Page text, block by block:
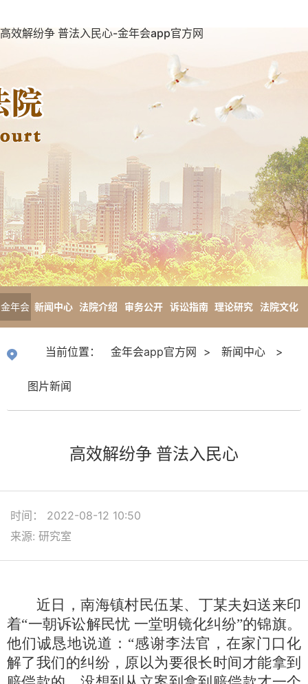
高效解纷争 普法入民心-金年会app官方网
金年会
方网
新闻中心 法院介绍 审务公开 诉讼指南 理论研究 法院文化
当前位置： 金年会app官方网 > 新闻中心 >
图片新闻
高效解纷争 普法入民心
时间： 2022-08-12 10:50
来源: 研究室
近日，南海镇村民伍某、丁某夫妇送来印
着“一朝诉讼解民忧 一堂明镜化纠纷”的锦旗。
他们诚恳地说道：“感谢李法官，在家门口化
解了我们的纠纷，原以为要很长时间才能拿到